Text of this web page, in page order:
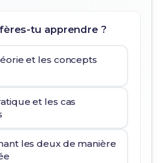
tu apprendre ?
et les concepts
et les cas
les deux de manière